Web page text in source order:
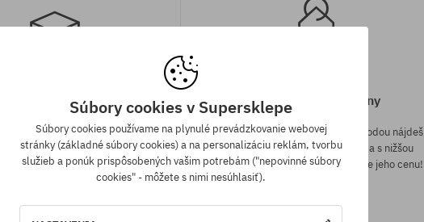
zadarmo od 70,30 €
v hodnote nad 70,30 €
bez rozdielu na vybraný
platby a doručenia.
Záruka najnižšej ceny
Máme najlepšie ceny, ale keď náhodou nájdeš
ten istý produkt v inom e-shope a s nižšou
cenou - špeciálne pre Teba znížime jeho cenu!
Súbory cookies v Supersklepe
Súbory cookies používame na plynulé prevádzkovanie webovej
stránky (základné súbory cookies) a na personalizáciu reklám, tvorbu
služieb a ponúk prispôsobených vašim potrebám ("nepovinné súbory
cookies" - môžete s nimi nesúhlasiť).